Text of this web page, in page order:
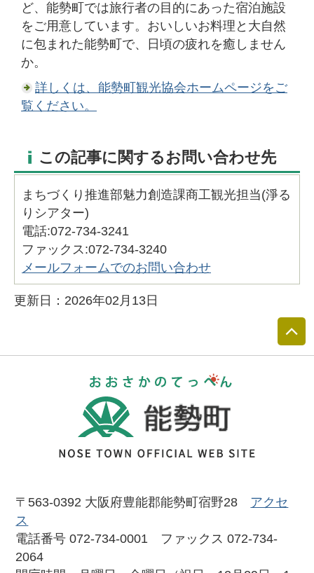
ど、能勢町では旅行者の目的にあった宿泊施設
をご用意しています。おいしいお料理と大自然
に包まれた能勢町で、日頃の疲れを癒しません
か。
詳しくは、能勢町観光協会ホームページをご
覧ください。
この記事に関するお問い合わせ先
まちづくり推進部魅力創造課商工観光担当(淨る
りシアター)
電話:072-734-3241
ファックス:072-734-3240​​​​​​​
メールフォームでのお問い合わせ
更新日：2026年02月13日
〒563-0392 大阪府豊能郡能勢町宿野28 アクセ
ス
電話番号 072-734-0001 ファックス 072-734-
2064